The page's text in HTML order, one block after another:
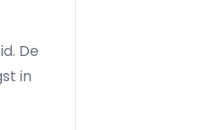
De
in